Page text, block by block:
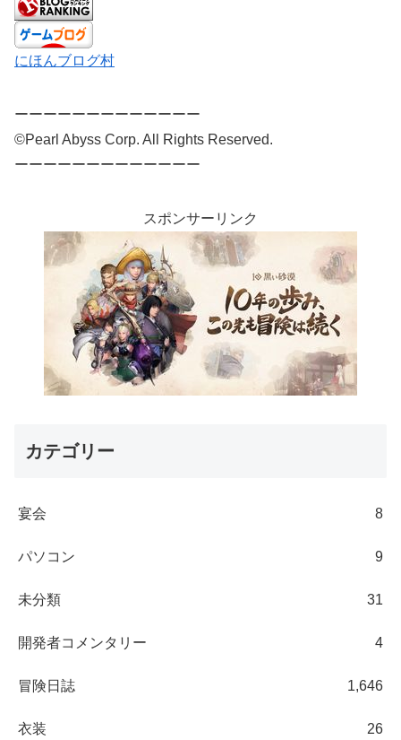
にほんブログ村
ーーーーーーーーーーーーー
©Pearl Abyss Corp. All Rights Reserved.
ーーーーーーーーーーーーー
スポンサーリンク
カテゴリー
宴会 8
パソコン 9
未分類 31
開発者コメンタリー 4
冒険日誌 1,646
衣装 26